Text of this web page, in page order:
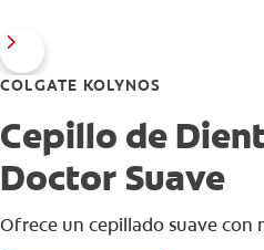
COLGATE KOLYNOS
Cepillo de
Doctor Suave
Ofrece un cepillado suave